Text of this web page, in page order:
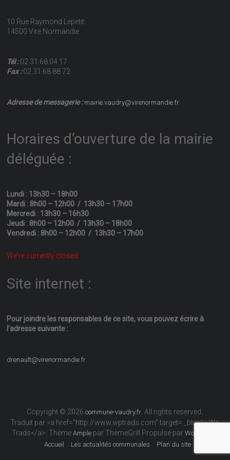
10 Rue Raymond Lepetit
14500 Vire Normandie
Tél :02.31.68.04.17
Fax :02.31.68.88.72
Adresse de messagerie :mairie.vaudry@virenormandie.fr
Horaires d’ouverture de la mairie
déléguée :
Lundi : 13h30 – 18h00
Mardi : 8h00 – 12h00 / 13h30 – 17h00
Mercredi : 13h30 – 16h30
Jeudi : 8h00 – 12h00 / 13h30 – 18h00
Vendredi : 8h00 – 12h00 / 13h30 – 17h00
We're currently closed.
Site internet :
Pour joindre les responsables de ce site, vous pouvez écrire à
l’adresse suivante :
drenault@virenormandie.fr
Copyright © 2026commune-vaudry.fr . All rights reserved.
Traduit par <a href="http://www.wptrads.com" target= _blank>Wp
Trads</a>. ThèmeAmple par ThemeGrill Propulsé parWordPress
Accueil
Les actualités communales Plan du site